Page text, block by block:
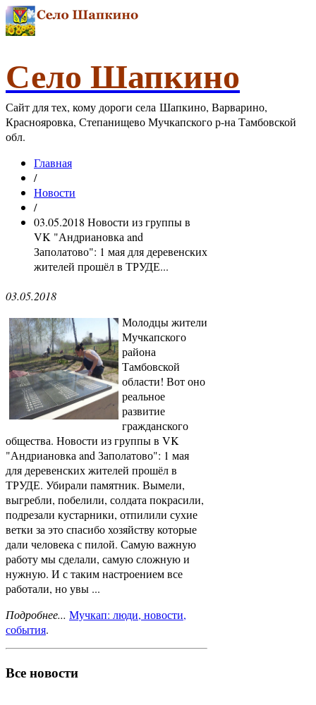
Село Шапкино
Сайт для тех, кому дороги села Шапкино, Варварино,
Краснояровка, Степанищево Мучкапского р-на Тамбовской
обл.
Главная
/
Новости
/
03.05.2018 Новости из группы в
VK "Андриановка and
Заполатово": 1 мая для деревенских
жителей прошёл в ТРУДЕ...
03.05.2018
Молодцы жители
Мучкапского
района
Тамбовской
области! Вот оно
реальное
развитие
гражданского
общества. Новости из группы в VK
"Андриановка and Заполатово": 1 мая
для деревенских жителей прошёл в
ТРУДЕ. Убирали памятник. Вымели,
выгребли, побелили, солдата покрасили,
подрезали кустарники, отпилили сухие
ветки за это спасибо хозяйству которые
дали человека с пилой. Самую важную
работу мы сделали, самую сложную и
нужную. И с таким настроением все
работали, но увы ...
Подробнее... Мучкап: люди, новости,
события.
Все новости